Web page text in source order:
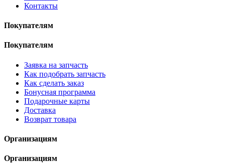
Контакты
Покупателям
Покупателям
Заявка на запчасть
Как подобрать запчасть
Как сделать заказ
Бонусная программа
Подарочные карты
Доставка
Возврат товара
Организациям
Организациям